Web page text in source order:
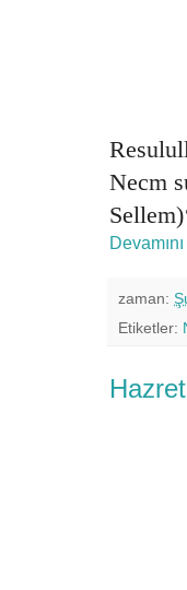
Necm
zaman:
Etiketler: